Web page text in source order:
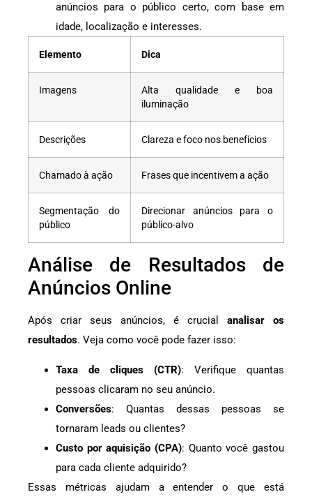
anúncios para o público certo, com base em
idade, localização e interesses.
Elemento Dica
Imagens
Alta qualidade e boa
iluminação
Descrições Clareza e foco nos benefícios
Chamado à ação Frases que incentivem a ação
Segmentação do
público
Direcionar anúncios para o
público-alvo
Análise de Resultados de
Anúncios Online
Após criar seus anúncios, é crucial analisar os
resultados. Veja como você pode fazer isso:
Taxa de cliques (CTR): Verifique quantas
pessoas clicaram no seu anúncio.
Conversões: Quantas dessas pessoas se
tornaram leads ou clientes?
Custo por aquisição (CPA): Quanto você gastou
para cada cliente adquirido?
Essas métricas ajudam a entender o que está